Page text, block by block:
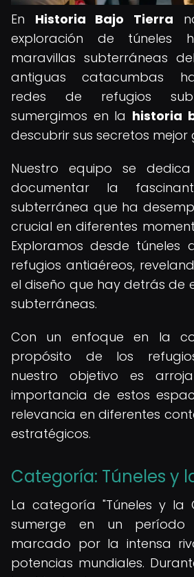
En Historia Bajo Tierra
exploración de túneles
maravillas subterráneas
antiguas catacumbas
redes de refugios
sumergimos en la historia
descubrir sus secretos
Nuestro equipo se
documentar la
subterránea que ha
crucial en diferentes
Exploramos desde túneles
refugios antiaéreos,
el diseño que hay detrás de
subterráneas.
Con un enfoque en la
propósito de los
nuestro objetivo es
importancia de estos
relevancia en diferentes
estratégicos.
Categoría: Túneles y
La categoría "Túneles y la
sumerge en un
marcado por la intensa
potencias mundiales.